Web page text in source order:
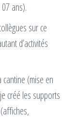
ans).
sur ce
d’activités
(mise en
créé les supports